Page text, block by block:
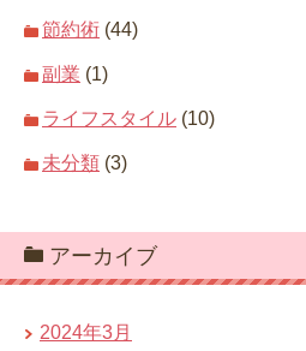
節約術 (44)
副業 (1)
ライフスタイル (10)
未分類 (3)
アーカイブ
2024年3月